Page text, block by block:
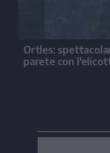
Ortles:
parete con